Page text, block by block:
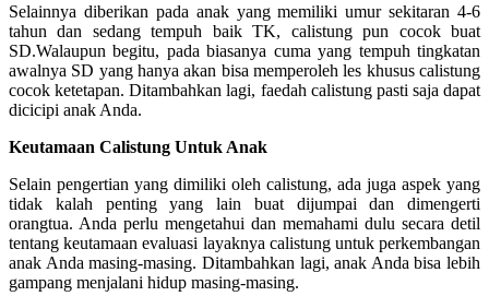
Selainnya diberikan pada anak yang memiliki umur sekitaran 4-6
tahun dan sedang tempuh baik TK, calistung pun cocok buat
SD.Walaupun begitu, pada biasanya cuma yang tempuh tingkatan
awalnya SD yang hanya akan bisa memperoleh les khusus calistung
cocok ketetapan. Ditambahkan lagi, faedah calistung pasti saja dapat
dicicipi anak Anda.
Keutamaan Calistung Untuk Anak
Selain pengertian yang dimiliki oleh calistung, ada juga aspek yang
tidak kalah penting yang lain buat dijumpai dan dimengerti
orangtua. Anda perlu mengetahui dan memahami dulu secara detil
tentang keutamaan evaluasi layaknya calistung untuk perkembangan
anak Anda masing-masing. Ditambahkan lagi, anak Anda bisa lebih
gampang menjalani hidup masing-masing.